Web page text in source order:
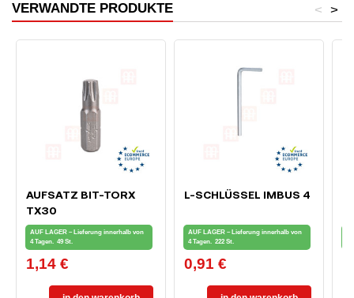
VERWANDTE PRODUKTE >
<
AUFSATZ BIT-TORX
TX30
AUF LAGER – Lieferung innerhalb von
4 Tagen. 49 St.
Preis
1,14 €
L-SCHLÜSSEL IMBUS 4
AUF LAGER – Lieferung innerhalb von
4 Tagen. 222 St.
Preis
0,91 €